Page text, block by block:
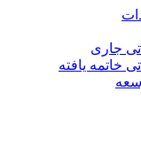
جاری
خاتمه یافته